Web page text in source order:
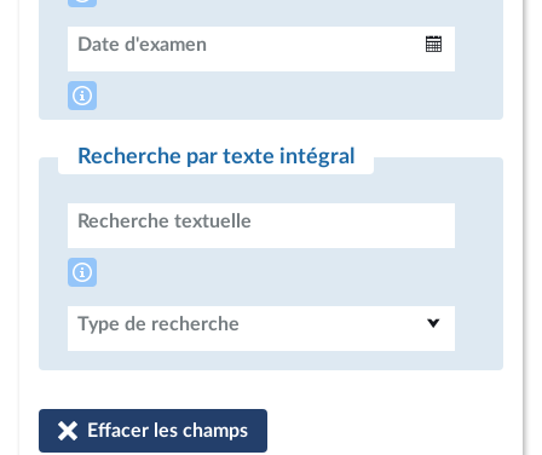
Date d'examen
Recherche par texte intégral
Recherche textuelle
Type de recherche
Effacer les champs